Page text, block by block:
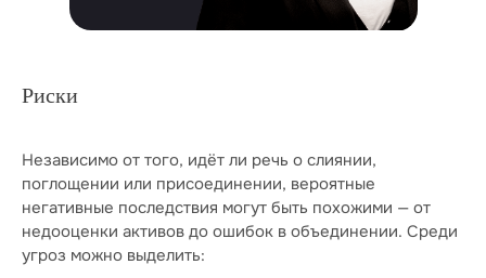
Риски
Независимо от того, идёт ли речь о слиянии,
поглощении или присоединении, вероятные
негативные последствия могут быть похожими — от
недооценки активов до ошибок в объединении. Среди
угроз можно выделить:
Блог
Независимая оценка
Навигация